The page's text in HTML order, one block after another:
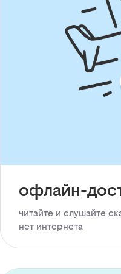
офлайн-
читайте и слушайте
нет интернета